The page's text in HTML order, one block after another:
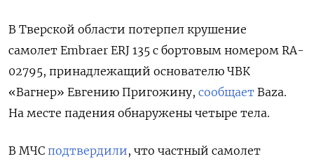
В Тверской области потерпел крушение
самолет Embraer ERJ 135 с бортовым номером RA-
02795, принадлежащий основателю ЧВК
«Вагнер» Евгению Пригожину, сообщает Baza.
На месте падения обнаружены четыре тела.
В МЧС подтвердили, что частный самолет